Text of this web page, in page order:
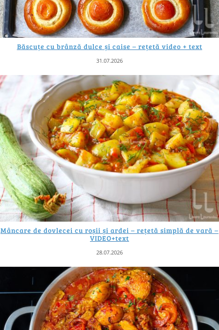
Băscuțe cu brânză dulce și caise – rețetă video + text
31.07.2026
Mâncare de dovlecei cu roșii și ardei – rețetă simplă de vară –
VIDEO+text
28.07.2026